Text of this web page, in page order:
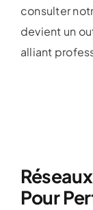
consulter
devient un
alliant
Pour